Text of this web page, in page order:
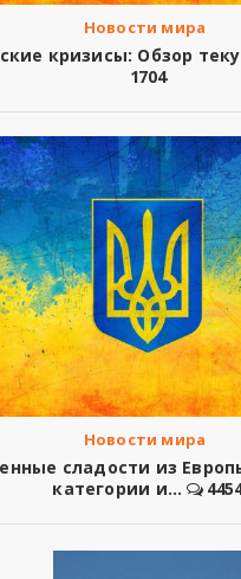
Новости мира
кризисы: Обзор
1704
Новости мира
сладости из
категории и...